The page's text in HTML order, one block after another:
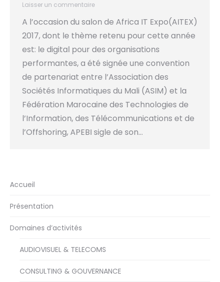
Laisser un commentaire
A l’occasion du salon de Africa IT Expo(AITEX)
2017, dont le thème retenu pour cette année
est: le digital pour des organisations
performantes, a été signée une convention
de partenariat entre l’Association des
Sociétés Informatiques du Mali (ASIM) et la
Fédération Marocaine des Technologies de
l’Information, des Télécommunications et de
l’Offshoring, APEBI sigle de son…
Accueil
Présentation
Domaines d’activités
AUDIOVISUEL & TELECOMS
CONSULTING & GOUVERNANCE